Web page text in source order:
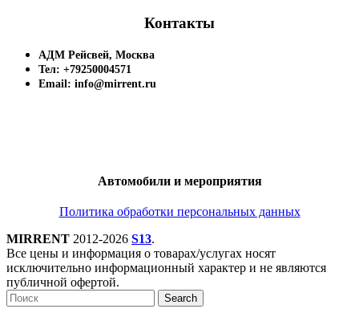
Контакты
АДМ Рейсвей, Москва
Тел: +79250004571
Email: info@mirrent.ru
Автомобили и мероприятия
Политика обработки персональных данных
MIRRENT 2012-2026 S13.
Все цены и информация о товарах/услугах носят
исключительно информационный характер и не являются
публичной офертой.
Search